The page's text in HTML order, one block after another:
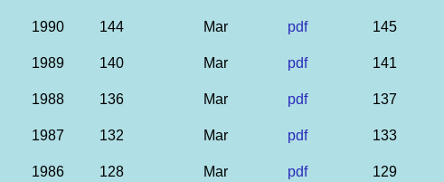
1990 144 Mar pdf 145
1989 140 Mar pdf 141
1988 136 Mar pdf 137
1987 132 Mar pdf 133
1986 128 Mar pdf 129